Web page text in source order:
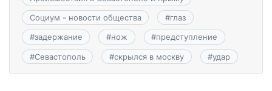
Социум - новости общества #глаз
#задержание #нож #предступление
#Севастополь #скрылся в москву #удар